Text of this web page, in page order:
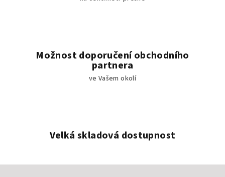
Možnost doporučení obchodního
partnera
ve Vašem okolí
Velká skladová dostupnost